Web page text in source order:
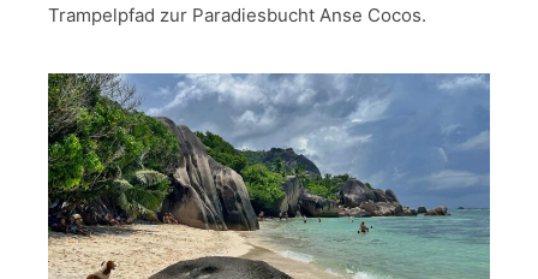
Trampelpfad zur Paradiesbucht Anse Cocos.